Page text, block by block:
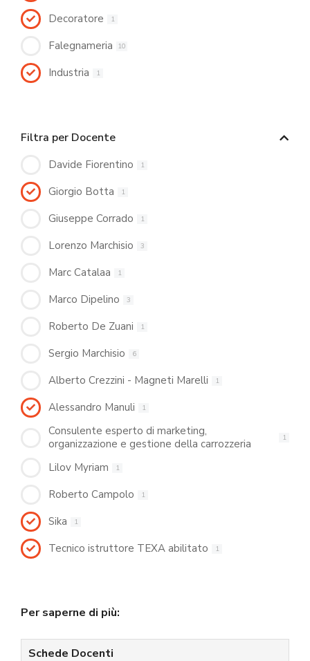
Decoratore 1
Falegnameria 10
Industria 1
Filtra per Docente
Davide Fiorentino 1
Giorgio Botta 1
Giuseppe Corrado 1
Lorenzo Marchisio 3
Marc Catalaa 1
Marco Dipelino 3
Roberto De Zuani 1
Sergio Marchisio 6
Alberto Crezzini - Magneti Marelli 1
Alessandro Manuli 1
Consulente esperto di marketing,
organizzazione e gestione della carrozzeria
1
Lilov Myriam 1
Roberto Campolo 1
Sika 1
Tecnico istruttore TEXA abilitato 1
Per saperne di più:
Schede Docenti